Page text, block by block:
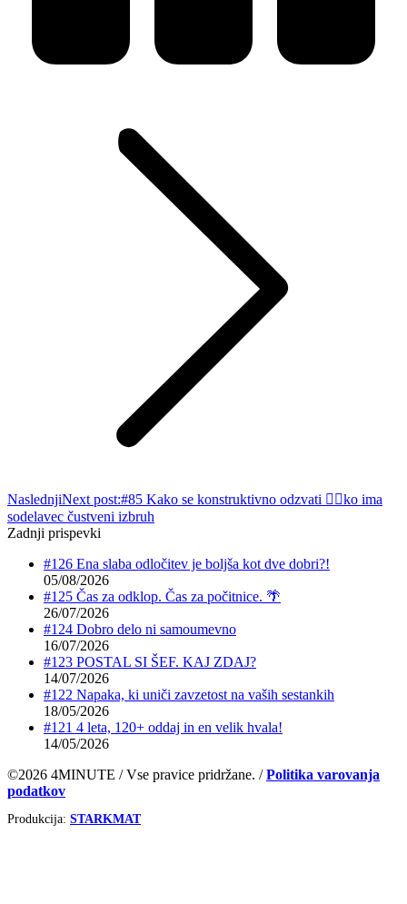
NaslednjiNext post:#85 Kako se konstruktivno odzvati 🧘‍♂️ko ima
sodelavec čustveni izbruh
Zadnji prispevki
#126 Ena slaba odločitev je boljša kot dve dobri?!
05/08/2026
#125 Čas za odklop. Čas za počitnice. 🌴
26/07/2026
#124 Dobro delo ni samoumevno
16/07/2026
#123 POSTAL SI ŠEF. KAJ ZDAJ?
14/07/2026
#122 Napaka, ki uniči zavzetost na vaših sestankih
18/05/2026
#121 4 leta, 120+ oddaj in en velik hvala!
14/05/2026
©2026 4MINUTE / Vse pravice pridržane. /Politika varovanja
podatkov
Produkcija: STARKMAT